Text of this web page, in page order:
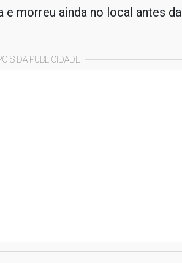
morreu ainda no local antes da
DA PUBLICIDADE